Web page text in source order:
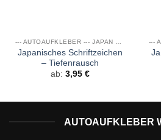
Japanisches Schriftzeichen
– Tiefenrausch
ab: 3,95 €
AUTOAUFKLEBER